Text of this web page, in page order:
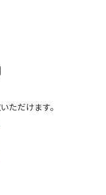
ただけます。